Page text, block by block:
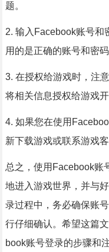
题。
2. 输入Facebook账号和
用的是正确的账号和密码
3. 在授权给游戏时，注
将相关信息授权给游戏开
4. 如果您在使用
新下载游戏或联系游戏客
总之，使用Facebook账
地进入游戏世界，并与
录过程中，务必确保账
行仔细确认。希望这篇
book账号登录的步骤和